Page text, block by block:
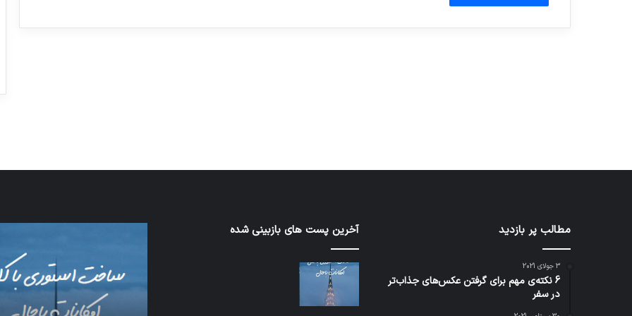
مطالب پر بازدید
3 جولای 2021
6 نکته‌ی مهم برای گرفتن عکس‌های جذاب‌تر
در سفر
آخرین پست های بازبینی شده
تدابیر
و
بیداری
اف‌ای‌تی‌اف
احتمال
زیاد
مجمع
باعث
سقوط
هواپیما